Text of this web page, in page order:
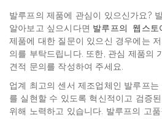
발루프의 제품에 관심이 있으신가요?
알아보고 싶으시다면 발루프의 웹스토
제품에 대한 질문이 있으신 경우에는
의를 부탁드립니다. 또한, 관심 제품의
견적 문의를 작성하여 주세요.
업계 최고의 센서 제조업체인 발루프
를 실현할 수 있도록 혁신적이고 검증
위해 노력하고 있습니다. 발루프의 고